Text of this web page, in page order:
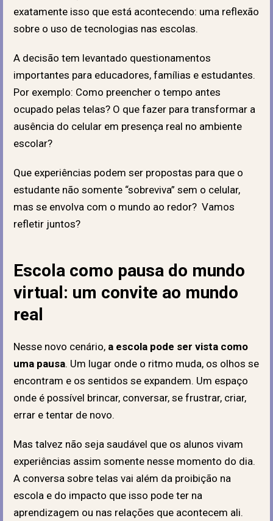
exatamente isso que está acontecendo: uma reflexão
sobre o uso de tecnologias nas escolas.
A decisão tem levantado questionamentos
importantes para educadores, famílias e estudantes.
Por exemplo: Como preencher o tempo antes
ocupado pelas telas? O que fazer para transformar a
ausência do celular em presença real no ambiente
escolar?
Que experiências podem ser propostas para que o
estudante não somente “sobreviva” sem o celular,
mas se envolva com o mundo ao redor? Vamos
refletir juntos?
Escola como pausa do mundo
virtual: um convite ao mundo
real
Nesse novo cenário, a escola pode ser vista como
uma pausa. Um lugar onde o ritmo muda, os olhos se
encontram e os sentidos se expandem. Um espaço
onde é possível brincar, conversar, se frustrar, criar,
errar e tentar de novo.
Mas talvez não seja saudável que os alunos vivam
experiências assim somente nesse momento do dia.
A conversa sobre telas vai além da proibição na
escola e do impacto que isso pode ter na
aprendizagem ou nas relações que acontecem ali.